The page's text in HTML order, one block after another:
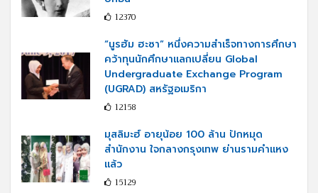
12370
“นูรฮัม ฮะซา” หนึ่งความสำเร็จทางการศึกษา
คว้าทุนนักศึกษาแลกเปลี่ยน Global
Undergraduate Exchange Program
(UGRAD) สหรัฐอเมริกา
12158
มุสลิมะฮ์ อายุน้อย 100 ล้าน ปักหมุด
สำนักงาน ใจกลางกรุงเทพ ย่านรามคำแหง
แล้ว
15129